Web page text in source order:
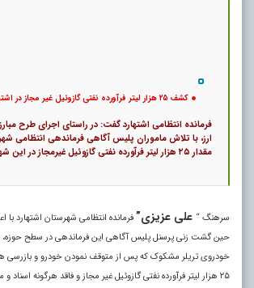
کشف ۲۵ هزار لیتر فرآورده نفتی گازوئیل غیر مجاز در اشتهارد
فرمانده انتظامی اشتهارد گفت: در راستای اجرای طرح
ارز،‌ ‌با تلاش ماموران پلیس ‌آگاهی فرماندهی انتظامی
مقدار ۲۵ هزار لیتر فرآورده نفتی گازوئیل غیرمجاز در ‌این شهرستان کشف شد.
سرهنگ “ علی عزیزی”فرمانده انتظامی شهرستان اشتهارد با
حین گشت زنی پرسنل پلیس آگاهی این فرماندهی در سطح حوزه،
خودروی تریلر مشکوک که پس از متوقف نمودن خودرو و بازرسی
۲۵ هزار لیتر فرآورده نفتی گازوئیل غیر مجاز و فاقد هرگونه